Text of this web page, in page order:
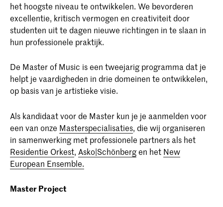
het hoogste niveau te ontwikkelen. We bevorderen
excellentie, kritisch vermogen en creativiteit door
studenten uit te dagen nieuwe richtingen in te slaan in
hun professionele praktijk.
De Master of Music is een tweejarig programma dat je
helpt je vaardigheden in drie domeinen te ontwikkelen,
op basis van je artistieke visie.
Als kandidaat voor de Master kun je je aanmelden voor
een van onze Masterspecialisaties, die wij organiseren
in samenwerking met professionele partners als het
Residentie Orkest, Asko|Schönbergen het New
European Ensemble.
Master Project